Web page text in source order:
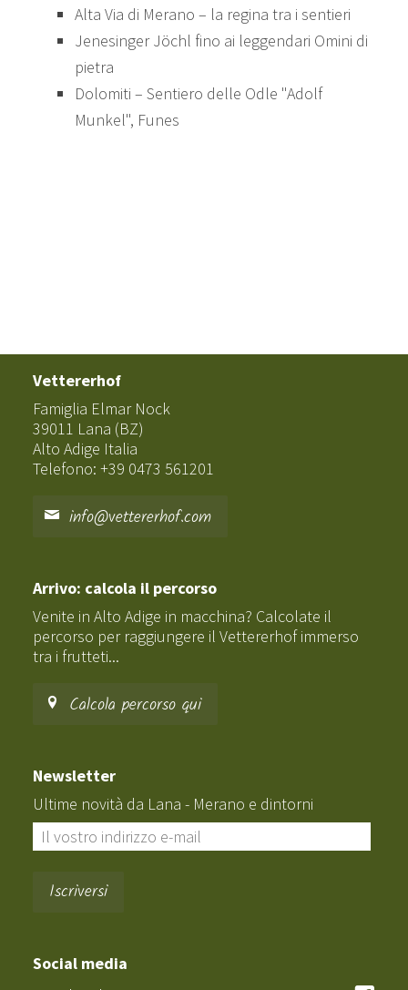
Alta Via di Merano – la regina tra i sentieri
Jenesinger Jöchl fino ai leggendari Omini di
pietra
Dolomiti – Sentiero delle Odle "Adolf
Munkel", Funes
Vettererhof
Famiglia Elmar Nock
39011 Lana (BZ)
Alto Adige Italia
Telefono: +39 0473 561201
info@vettererhof.com
Arrivo: calcola il percorso
Venite in Alto Adige in macchina? Calcolate il
percorso per raggiungere il Vettererhof immerso
tra i frutteti...
Calcola percorso qui
Newsletter
Ultime novità da Lana - Merano e dintorni
Social media